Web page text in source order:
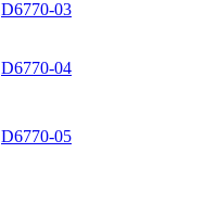
D6770-03
D6770-04
D6770-05